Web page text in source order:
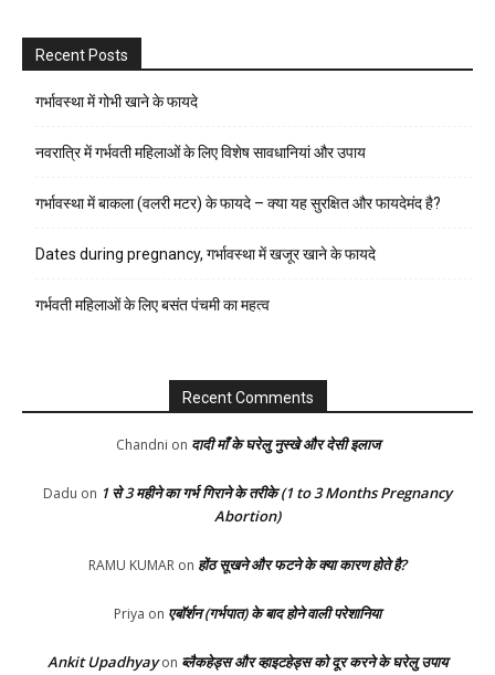
Recent Posts
गर्भावस्था में गोभी खाने के फायदे
नवरात्रि में गर्भवती महिलाओं के लिए विशेष सावधानियां और उपाय
गर्भावस्था में बाकला (वलरी मटर) के फायदे – क्या यह सुरक्षित और फायदेमंद है?
Dates during pregnancy, गर्भावस्था में खजूर खाने के फायदे
गर्भवती महिलाओं के लिए बसंत पंचमी का महत्व
Recent Comments
Chandni on दादी माँ के घरेलु नुस्खे और देसी इलाज
Dadu on 1 से 3 महीने का गर्भ गिराने के तरीके (1 to 3 Months Pregnancy
Abortion)
RAMU KUMAR on होंठ सूखने और फटने के क्या कारण होते है?
Priya on एबॉर्शन (गर्भपात) के बाद होने वाली परेशानिया
Ankit Upadhyayon ब्लैकहेड्स और व्हाइटहेड्स को दूर करने के घरेलु उपाय